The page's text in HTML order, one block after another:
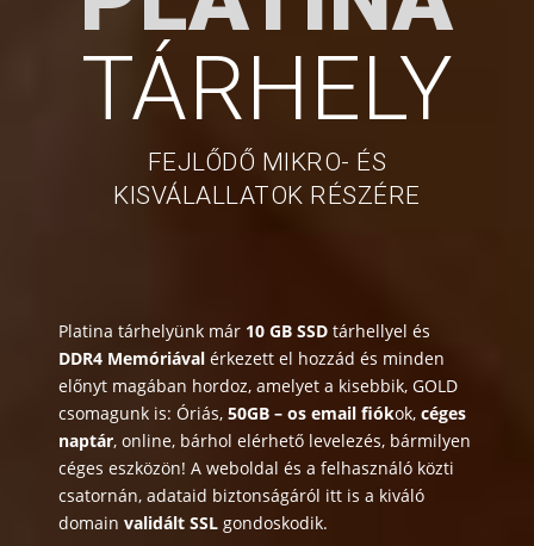
TÁRHELY
FEJLŐDŐ MIKRO- ÉS
KISVÁLALLATOK RÉSZÉRE
Platina tárhelyünk már 10 GB SSD tárhellyel és
DDR4 Memóriával érkezett el hozzád és minden
előnyt magában hordoz, amelyet a kisebbik, GOLD
csomagunk is: Óriás, 50GB – os email fiókok, céges
naptár, online, bárhol elérhető levelezés, bármilyen
céges eszközön! A weboldal és a felhasználó közti
csatornán, adataid biztonságáról itt is a kiváló
domain validált SSL gondoskodik.